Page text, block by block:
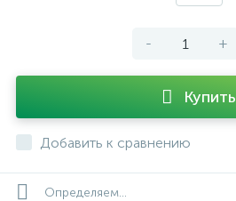
- +
Купить
Добавить к сравнению
Определяем...